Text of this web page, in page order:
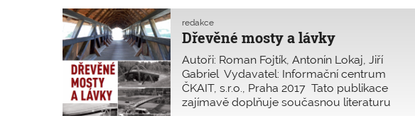
kauza s paní Havránkovou a její s
Dřevěné mosty a lávky
redakce
Autoři: Roman Fojtík, Antonín Lokaj, Jiří
Gabriel Vydavatel: Informační centrum
ČKAIT, s.r.o., Praha 2017 Tato publikace
zajímavě doplňuje současnou literaturu